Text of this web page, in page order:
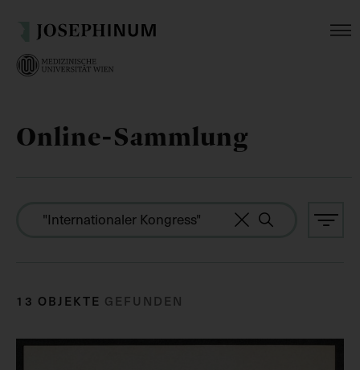
Online-Sammlung
13 OBJEKTE GEFUNDEN